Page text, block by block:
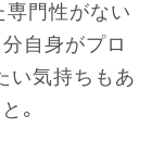
専門性がない
自身がプロ
い気持ちもあ
。